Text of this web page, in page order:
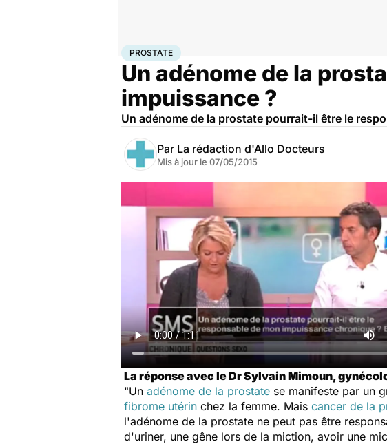
AccueilBien-être
PROSTATE
Un adénome de la
impuissance ?
Un adénome de la prostate pourrait-il être le
Par La rédaction d'Allo Docteurs
Mis à jour le 07/05/2015
La réponse avec le Dr Sylvain Mimoun,
"Un adénome de la prostate se manifeste par un
fibrome utérin chez la femme. Mais cancer de la
l'adénome de la prostate ne peut pas être
d'uriner, une gêne lors de la miction, avoir une